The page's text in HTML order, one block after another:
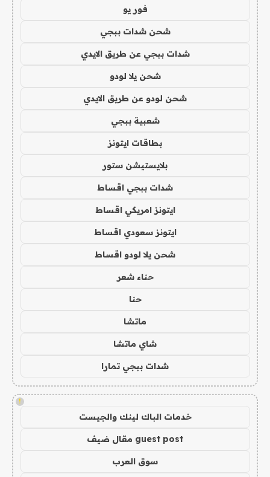
فور يو
شحن شدات ببجي
شدات ببجي عن طريق الايدي
شحن يلا لودو
شحن لودو عن طريق الايدي
شعبية ببجي
بطاقات ايتونز
بلايستيشن ستور
شدات ببجي اقساط
ايتونز امريكي اقساط
ايتونز سعودي اقساط
شحن يلا لودو اقساط
حناء شعر
حنا
ماتشا
شاي ماتشا
شدات ببجي تمارا
!
خدمات الباك لينك والجيست
guest post مقال ضيف
سوق العرب